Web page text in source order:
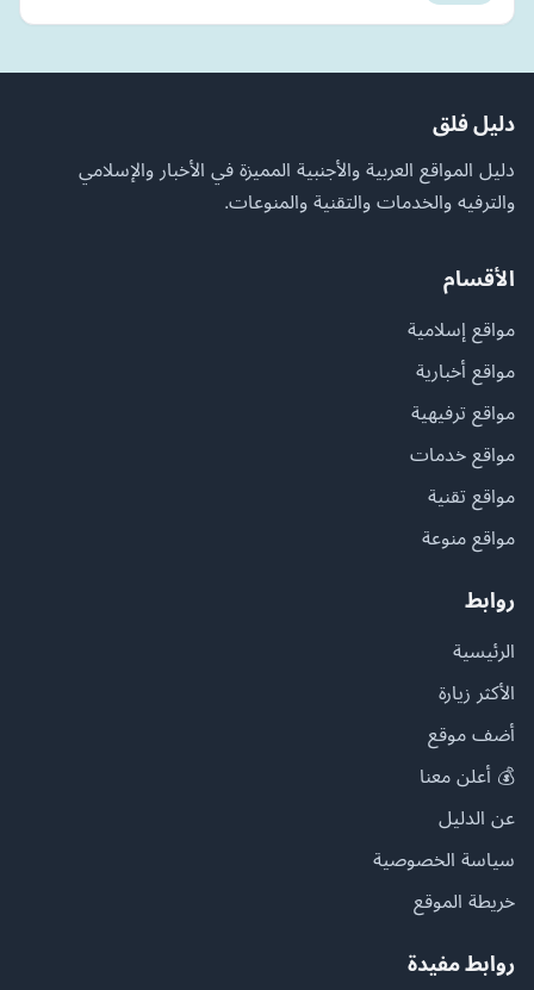
دليل فلق
دليل المواقع العربية والأجنبية المميزة في الأخبار والإسلامي
والترفيه والخدمات والتقنية والمنوعات.
الأقسام
مواقع إسلامية
مواقع أخبارية
مواقع ترفيهية
مواقع خدمات
مواقع تقنية
مواقع منوعة
روابط
الرئيسية
الأكثر زيارة
أضف موقع
💰 أعلن معنا
عن الدليل
سياسة الخصوصية
خريطة الموقع
روابط مفيدة